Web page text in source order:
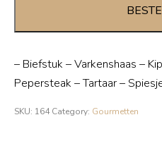
quantity
– Biefstuk – Varkenshaas –
Pepersteak – Tartaar –
SKU: 164 Category: Gourmetten